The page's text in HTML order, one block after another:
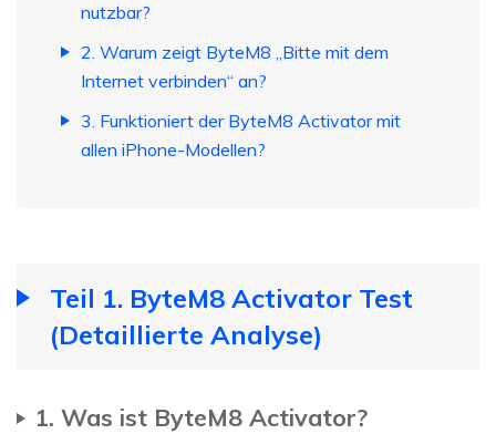
nutzbar?
2. Warum zeigt ByteM8 „Bitte mit dem
Internet verbinden“ an?
3. Funktioniert der ByteM8 Activator mit
allen iPhone-Modellen?
Teil 1. ByteM8 Activator Test
(Detaillierte Analyse)
1. Was ist ByteM8 Activator?